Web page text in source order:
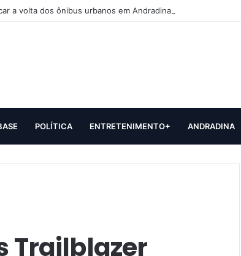
a volta dos ônibus urbanos em Andradina
POLÍTICA ENTRETENIMENTO+ ANDRADINA
Trailblazer